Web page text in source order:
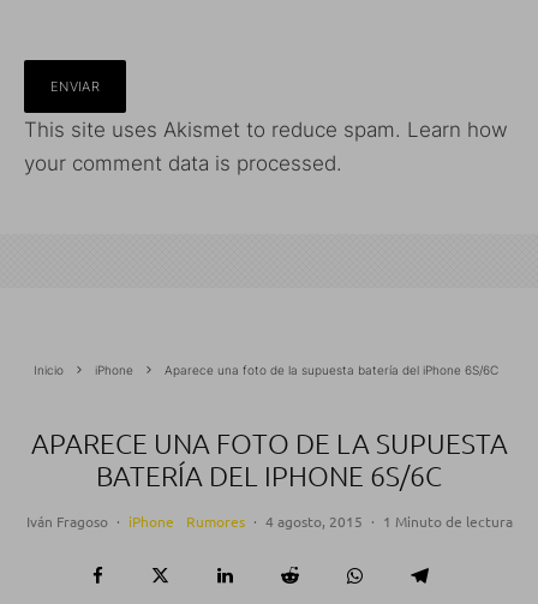
This site uses Akismet to reduce spam. Learn how
your comment data is processed.
Inicio iPhone Aparece una foto de la supuesta batería del iPhone 6S/6C
APARECE UNA FOTO DE LA SUPUESTA
BATERÍA DEL IPHONE 6S/6C
Iván Fragoso · iPhone Rumores · 4 agosto, 2015 · 1 Minuto de lectura